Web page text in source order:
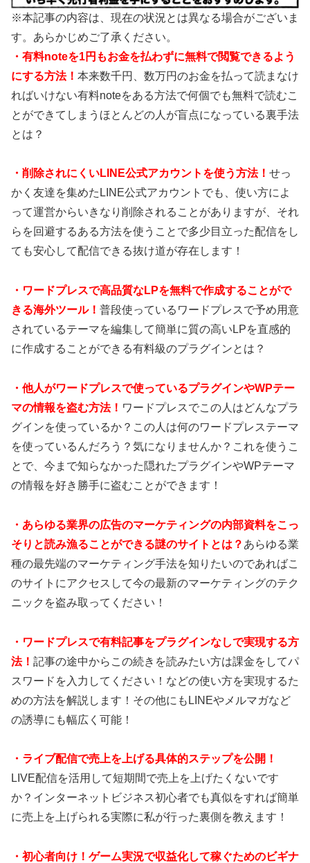
※本記事の内容は、現在の状況とは異なる場合がございま
す。あらかじめご了承ください。
・有料noteを1円もお金を払わずに無料で閲覧できるよう
にする方法！ 本来数千円、数万円のお金を払って読まなけ
ればいけない有料noteをある方法で何個でも無料で読むこ
とができてしまうほとんどの人が盲点になっている裏手法
とは？
・ 削除されにくいLINE公式アカウントを使う方法！ せっ
かく友達を集めたLINE公式アカウントでも、使い方によ
って運営からいきなり削除されることがありますが、それ
らを回避するある方法を使うことで多少目立った配信をし
ても安心して配信できる抜け道が存在します！
・ ワードプレスで高品質なLPを無料で作成することがで
きる海外ツール！ 普段使っているワードプレスで予め用意
されているテーマを編集して簡単に質の高いLPを直感的
に作成することができる有料級のプラグインとは？
・ 他人がワードプレスで使っているプラグインやWPテー
マの情報を盗む方法！ ワードプレスでこの人はどんなプラ
グインを使っているか？この人は何のワードプレステーマ
を使っているんだろう？気になりませんか？これを使うこ
とで、今まで知らなかった隠れたプラグインやWPテーマ
の情報を好き勝手に盗むことができます！
・あらゆる業界の広告のマーケティングの内部資料をこっ
そりと読み漁ることができる謎のサイトとは？ あらゆる業
種の最先端のマーケティング手法を知りたいのであればこ
のサイトにアクセスして今の最新のマーケティングのテク
ニックを盗み取ってください！
・ワードプレスで有料記事をプラグインなしで実現する方
法！ 記事の途中からこの続きを読みたい方は課金をしてパ
スワードを入力してください！などの使い方を実現するた
めの方法を解説します！その他にもLINEやメルマガなど
の誘導にも幅広く可能！
・ライブ配信で売上を上げる具体的ステップを公開！
LIVE配信を活用して短期間で売上を上げたくないです
か？インターネットビジネス初心者でも真似をすれば簡単
に売上を上げられる実際に私が行った裏側を教えます！
・初心者向け！ゲーム実況で収益化して稼ぐためのビギナ